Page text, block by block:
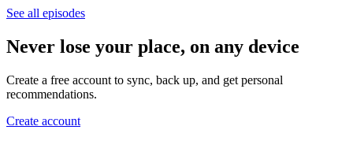
See all episodes
Never lose your place, on any device
Create a free account to sync, back up, and get personal
recommendations.
Create account